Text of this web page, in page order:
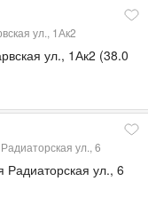
ул., 1Ак2
ул., 1Ак2 (38.0
ул., 6
Радиаторская ул., 6